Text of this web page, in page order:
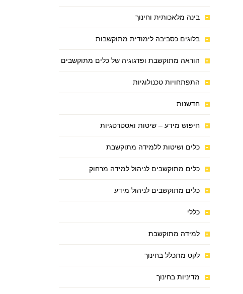
בינה מלאכותית וחינוך
בלוגים כסביבה לימודית מתוקשבות
הוראה מתוקשבת ופדגוגיה של כלים מתוקשבים
התפתחויות טכנולוגיות
חדשנות
חיפוש מידע – שיטות ואסטרטגיות
כלים ושיטות ללמידה מתוקשבת
כלים מתוקשבים לניהול למידה מרחוק
כלים מתוקשבים לניהול מידע
כללי
למידה מתוקשבת
לקט מתכלל בחינוך
מדיניות בחינוך